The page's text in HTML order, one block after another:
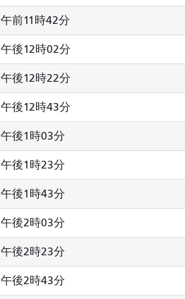
午前11時42分
午後12時02分
午後12時22分
午後12時43分
午後1時03分
午後1時23分
午後1時43分
午後2時03分
午後2時23分
午後2時43分